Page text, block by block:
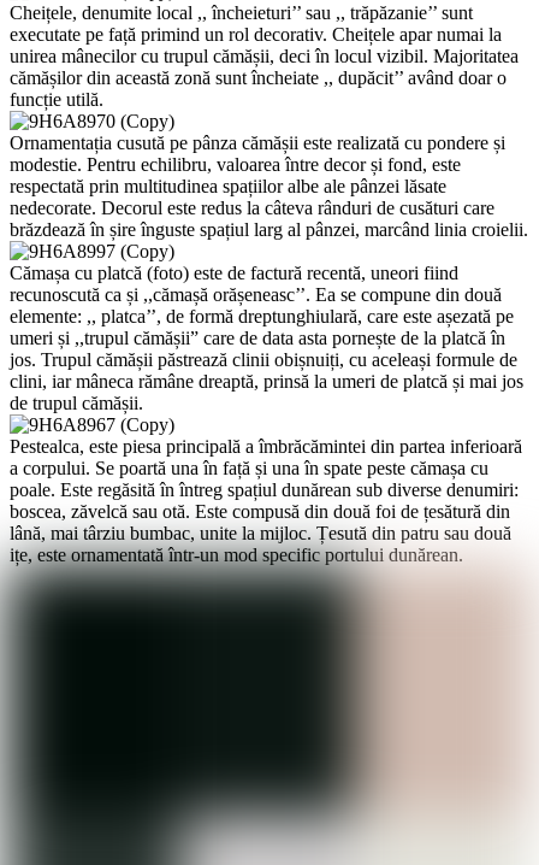
Cheițele, denumite local ,, încheieturi’’ sau ,, trăpăzanie’’ sunt
executate pe față primind un rol decorativ. Cheițele apar numai la
unirea mânecilor cu trupul cămășii, deci în locul vizibil. Majoritatea
cămășilor din această zonă sunt încheiate ,, dupăcit’’ având doar o
funcție utilă.
Ornamentația cusută pe pânza cămășii este realizată cu pondere și
modestie. Pentru echilibru, valoarea între decor și fond, este
respectată prin multitudinea spațiilor albe ale pânzei lăsate
nedecorate. Decorul este redus la câteva rânduri de cusături care
brăzdează în șire înguste spațiul larg al pânzei, marcând linia croielii.
Cămașa cu platcă (foto) este de factură recentă, uneori fiind
recunoscută ca și ,,cămașă orășeneasc’’. Ea se compune din două
elemente: ,, platca’’, de formă dreptunghiulară, care este așezată pe
umeri și ,,trupul cămășii” care de data asta pornește de la platcă în
jos. Trupul cămășii păstrează clinii obișnuiți, cu aceleași formule de
clini, iar mâneca rămâne dreaptă, prinsă la umeri de platcă și mai jos
de trupul cămășii.
Pestealca, este piesa principală a îmbrăcămintei din partea inferioară
a corpului. Se poartă una în față și una în spate peste cămașa cu
poale. Este regăsită în întreg spațiul dunărean sub diverse denumiri:
boscea, zăvelcă sau otă. Este compusă din două foi de țesătură din
lână, mai târziu bumbac, unite la mijloc. Țesută din patru sau două
ițe, este ornamentată într-un mod specific portului dunărean.